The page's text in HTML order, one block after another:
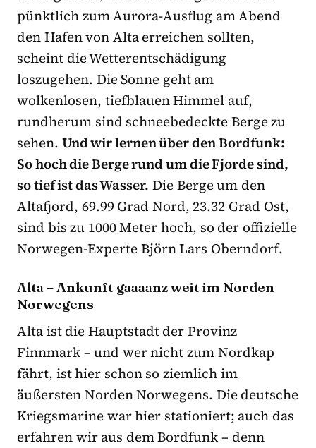
pünktlich zum Aurora-Ausflug am Abend
den Hafen von Alta erreichen sollten,
scheint die Wetterentschädigung
loszugehen. Die Sonne geht am
wolkenlosen, tiefblauen Himmel auf,
rundherum sind schneebedeckte Berge zu
sehen. Und wir lernen über den Bordfunk:
So hoch die Berge rund um die Fjorde sind,
so tief ist das Wasser. Die Berge um den
Altafjord, 69.99 Grad Nord, 23.32 Grad Ost,
sind bis zu 1000 Meter hoch, so der offizielle
Norwegen-Experte Björn Lars Oberndorf.
Alta – Ankunft gaaaanz weit im Norden
Norwegens
Alta ist die Hauptstadt der Provinz
Finnmark – und wer nicht zum Nordkap
fährt, ist hier schon so ziemlich im
äußersten Norden Norwegens. Die deutsche
Kriegsmarine war hier stationiert; auch das
erfahren wir aus dem Bordfunk – denn